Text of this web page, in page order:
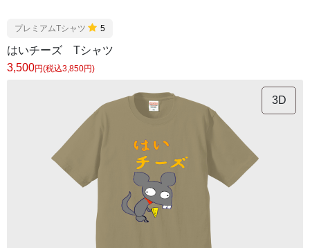
プレミアムTシャツ 5
はいチーズ Tシャツ
3,500円(税込3,850円)
3D